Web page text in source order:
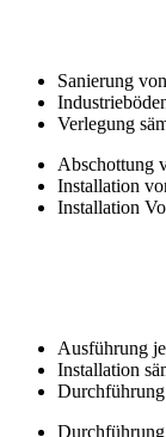
Sanierung
Verlegung
Abschottung
Installation
Installation
Ausführung
Installation